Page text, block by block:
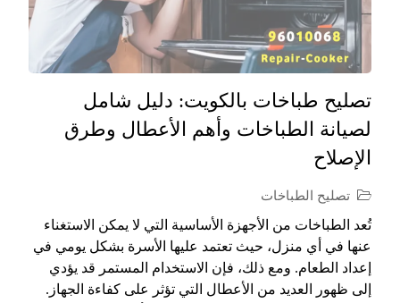
تصليح طباخات بالكويت: دليل شامل
لصيانة الطباخات وأهم الأعطال وطرق
الإصلاح
تصليح الطباخات
تُعد الطباخات من الأجهزة الأساسية التي لا يمكن الاستغناء
عنها في أي منزل، حيث تعتمد عليها الأسرة بشكل يومي في
إعداد الطعام. ومع ذلك، فإن الاستخدام المستمر قد يؤدي
إلى ظهور العديد من الأعطال التي تؤثر على كفاءة الجهاز.